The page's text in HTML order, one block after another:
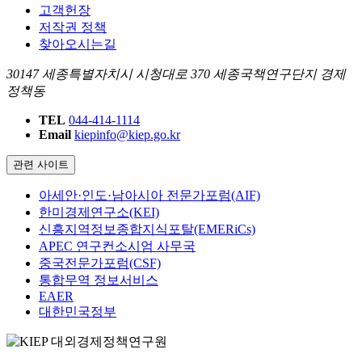
고객헌장
저작권 정책
찾아오시는길
30147 세종특별자치시 시청대로 370 세종국책연구단지 경제
정책동
TEL 044-414-1114
Email kiepinfo@kiep.go.kr
관련 사이트
아세안·인도·남아시아 전문가포럼(AIF)
한미경제연구소(KEI)
신흥지역정보종합지식포탈(EMERiCs)
APEC 연구컨소시엄 사무국
중국전문가포럼(CSF)
통합무역 정보서비스
EAER
대한민국정부